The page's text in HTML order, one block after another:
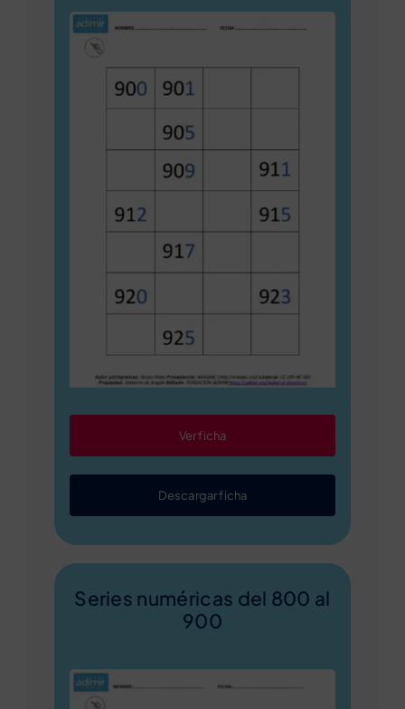
Ver ficha
Descargar ficha
Series numéricas del 800 al
900